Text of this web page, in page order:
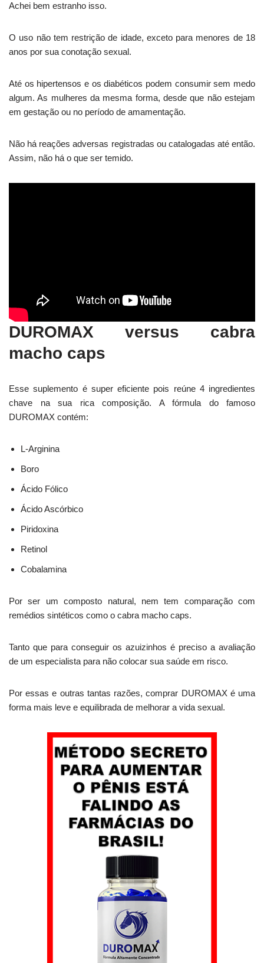
Achei bem estranho isso.
O uso não tem restrição de idade, exceto para menores de 18
anos por sua conotação sexual.
Até os hipertensos e os diabéticos podem consumir sem medo
algum. As mulheres da mesma forma, desde que não estejam
em gestação ou no período de amamentação.
Não há reações adversas registradas ou catalogadas até então.
Assim, não há o que ser temido.
DUROMAX versus cabra
macho caps
Esse suplemento é super eficiente pois reúne 4 ingredientes
chave na sua rica composição. A fórmula do famoso
DUROMAX contém:
L-Arginina
Boro
Ácido Fólico
Ácido Ascórbico
Piridoxina
Retinol
Cobalamina
Por ser um composto natural, nem tem comparação com
remédios sintéticos como o cabra macho caps.
Tanto que para conseguir os azuizinhos é preciso a avaliação
de um especialista para não colocar sua saúde em risco.
Por essas e outras tantas razões, comprar DUROMAX é uma
forma mais leve e equilibrada de melhorar a vida sexual.